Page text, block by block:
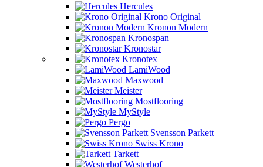
Hercules
Krono Original
Kronon Modern
Kronospan
Kronostar
Kronotex
LamiWood
Maxwood
Meister
Mostflooring
MyStyle
Pergo
Svensson Parkett
Swiss Krono
Tarkett
Westerhof